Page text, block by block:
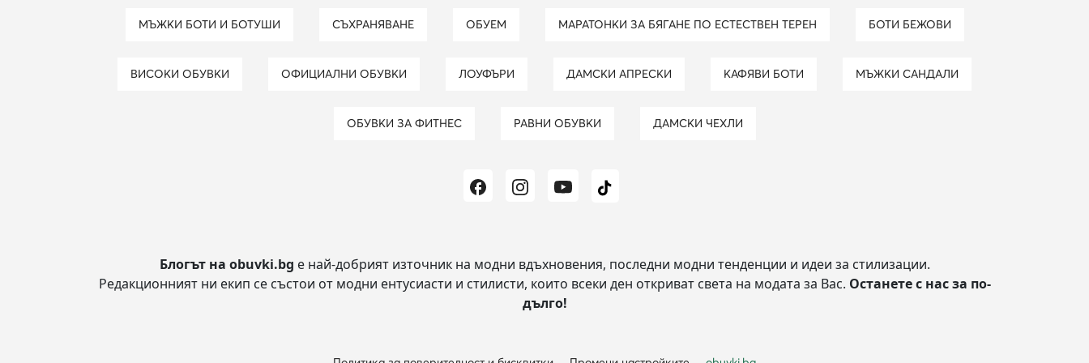
МЪЖКИ БОТИ И БОТУШИ СЪХРАНЯВАНЕ ОБУЕМ МАРАТОНКИ ЗА БЯГАНЕ ПО ЕСТЕСТВЕН ТЕРЕН БОТИ БЕЖОВИ
ВИСОКИ ОБУВКИ ОФИЦИАЛНИ ОБУВКИ ЛОУФЪРИ ДАМСКИ АПРЕСКИ КАФЯВИ БОТИ МЪЖКИ САНДАЛИ
ОБУВКИ ЗА ФИТНЕС РАВНИ ОБУВКИ ДАМСКИ ЧЕХЛИ
Блогът на obuvki.bg е най-добрият източник на модни вдъхновения, последни модни тенденции и идеи за стилизации.
Редакционният ни екип се състои от модни ентусиасти и стилисти, които всеки ден откриват света на модата за Вас. Останете с нас за по-
дълго!